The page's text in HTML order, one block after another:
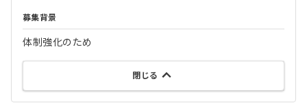
募集背景
体制強化のため
閉じる